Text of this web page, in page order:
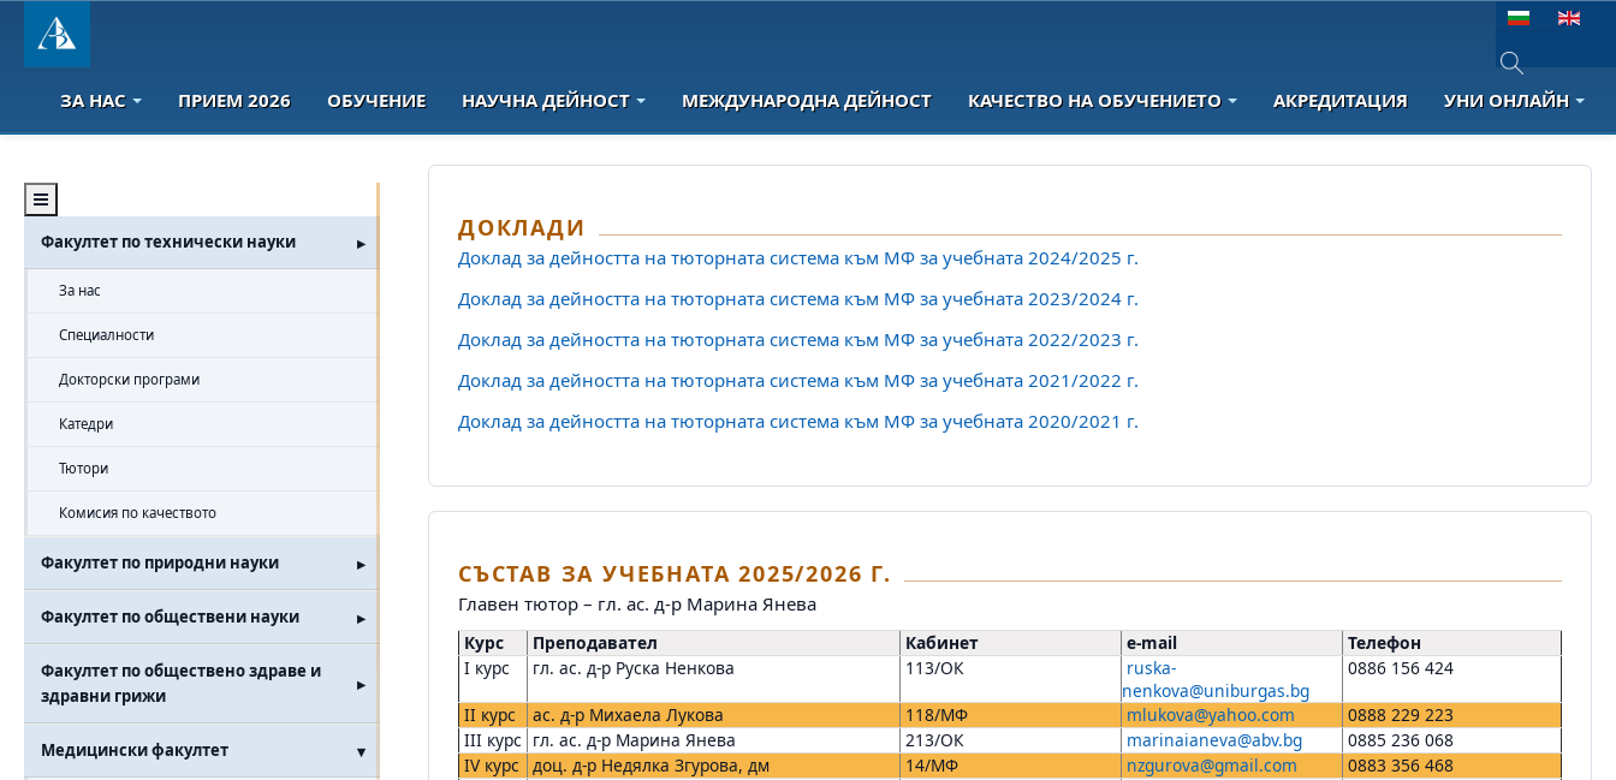
Изберете език
Type 2 or
ЗА НАС ПРИЕМ 2026 ОБУЧЕНИЕ НАУЧНА ДЕЙНОСТ МЕЖДУНАРОДНА ДЕЙНОСТ КАЧЕСТВО НА ОБУЧЕНИЕТО АКРЕДИТАЦИЯ УНИ ОНЛАЙН
ДОКЛАДИ
Доклад за дейността на тюторната система към МФ за учебната 2024/2025 г.
Доклад за дейността на тюторната система към МФ за учебната 2023/2024 г.
Доклад за дейността на тюторната система към МФ за учебната 2022/2023 г.
Доклад за дейността на тюторната система към МФ за учебната 2021/2022 г.
Доклад за дейността на тюторната система към МФ за учебната 2020/2021 г.
СЪСТАВ ЗА УЧЕБНАТА 2025/2026 Г.
Главен тютор – гл. ас. д-р Марина Янева
Курс Преподавател Кабинет e-mail
Телефон
I курс
гл. ас. д-р Руска Ненкова 113/ОК
ruska-
nenkova@uniburgas.bg
0886 156 424
II курс ас. д-р Михаела Лукова 118/МФ mlukova@yahoo.com
0888 229 223
III курс гл. ас. д-р Марина Янева 213/ОК marinaianeva@abv.bg
0885 236 068
IV курс
доц. д-р Недялка Згурова, дм 14/МФ nzgurova@gmail.com
0883 356 468
Факултет по технически науки
За нас
Специалности
Докторски програми
Катедри
Тютори
Комисия по качеството
Факултет по природни науки
Факултет по обществени науки
Факултет по обществено здраве и
здравни грижи
Медицински факултет